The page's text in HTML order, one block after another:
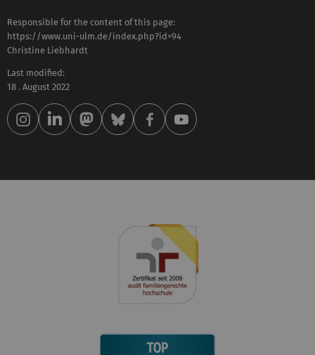
Responsible for the content of this page:
https://www.uni-ulm.de/index.php?id=94
Christine Liebhardt
Last modified:
18 . August 2022